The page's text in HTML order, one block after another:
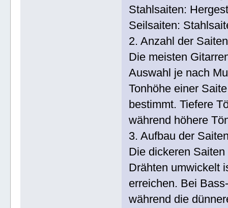
Stahlsaiten:
Seilsaiten:
2. Anzahl der
Die meisten
Auswahl je nach
Tonhöhe einer
bestimmt. Tiefere
während höhere
3. Aufbau der
Die dickeren
Drähten umwickelt
erreichen. Bei
während die